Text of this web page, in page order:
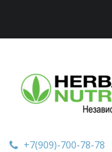
+7(909)-700-78-78